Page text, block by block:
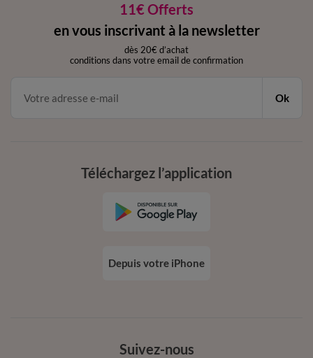
11€ Offerts
en vous inscrivant à la newsletter
dès 20€ d’achat
conditions dans votre email de confirmation
Ok
Suivez-nous
Téléchargez l’application
Depuis votre iPhone